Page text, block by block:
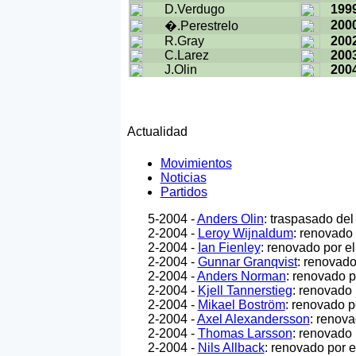
D.Verdugo
�.Perestrelo
R.Gray
C.Larez
J.Olin
Actualidad
Movimientos
Noticias
Partidos
5-2004 -Anders Olin: traspasado del
2-2004 - Leroy Wijnaldum:
2-2004 - Ian Fienley: renovado por
2-2004 - Gunnar Granqvist:
2-2004 -Anders Norman: renovado
2-2004 - Kjell Tannerstieg:
2-2004 - Mikael Boström: renovado
2-2004 -Axel Alexandersson:
2-2004 - Thomas Larsson:
2-2004 - Nils Allback: renovado por